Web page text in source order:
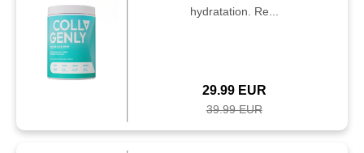
hydratation. Re...
29.99 EUR
39.99 EUR